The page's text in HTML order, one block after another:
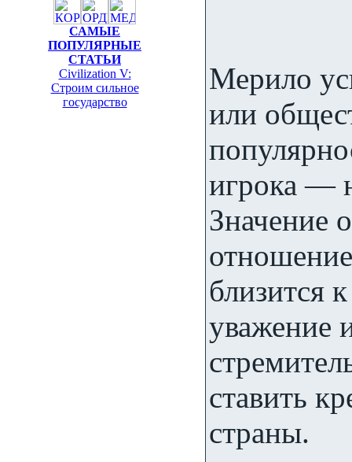
САМЫЕ
ПОПУЛЯРНЫЕ
СТАТЬИ
Civilization V:
Строим сильное
государство
Мерило
или
игрока —
Значение
близится
уважение
ставить
страны.